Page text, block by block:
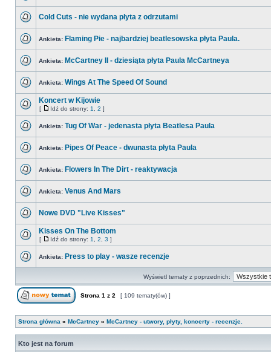
Cold Cuts - nie wydana płyta z odrzutami
Ankieta: Flaming Pie - najbardziej beatlesowska płyta Paula.
Ankieta: McCartney II - dziesiąta płyta Paula McCartneya
Ankieta: Wings At The Speed Of Sound
Koncert w Kijowie
[ Idź do strony: 1 2 ]
Ankieta: Tug Of War - jedenasta płyta Beatlesa Paula
Ankieta: Pipes Of Peace - dwunasta płyta Paula
Ankieta: Flowers In The Dirt - reaktywacja
Ankieta: Venus And Mars
Nowe DVD "Live Kisses"
Kisses On The Bottom
[ Idź do strony: 1 2 3 ]
Ankieta: Press to play - wasze recenzje
Wyświetl tematy z poprzednich:
Strona 1 z 2 [ 109 tematy(ów) ]
Strona główna » McCartney » McCartney - utwory, płyty, koncerty - recenzje.
Kto jest na forum